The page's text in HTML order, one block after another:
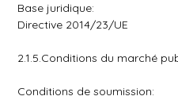
Base juridique:
Directive 2014/23/UE
2.1.5.Conditions du marché
Conditions de soumission: